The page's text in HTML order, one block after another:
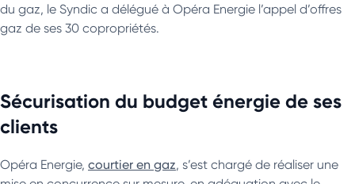
du gaz, le Syndic a délégué à Opéra Energie l’appel d’offres
gaz de ses 30 copropriétés.
Sécurisation du budget énergie de ses
clients
Opéra Energie, courtier en gaz, s’est chargé de réaliser une